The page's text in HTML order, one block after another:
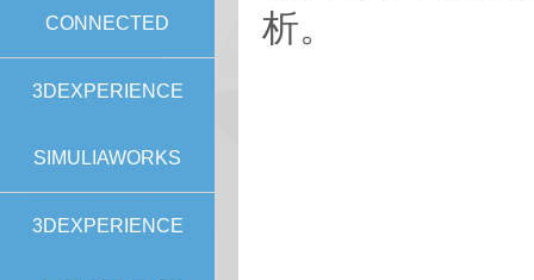
CONNECTED
3DEXPERIENCE
SIMULIAWORKS
3DEXPERIENCE
析。